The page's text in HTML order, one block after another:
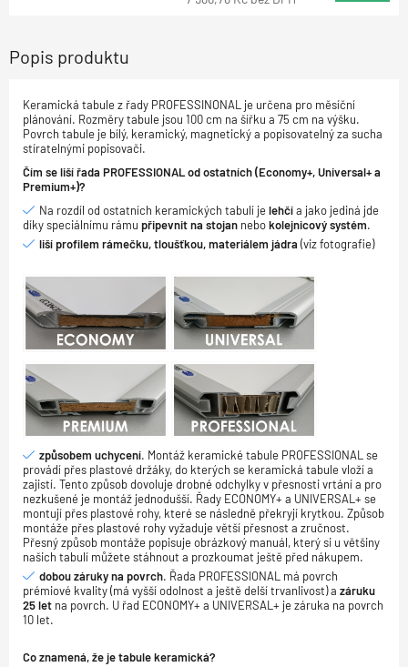
Popis produktu
Keramická tabule z řady PROFESSINONAL je určena pro měsíční
plánování. Rozměry tabule jsou 100 cm na šířku a 75 cm na výšku.
Povrch tabule je bílý, keramický, magnetický a popisovatelný za sucha
stíratelnými popisovači.
Čím se liší řada PROFESSIONAL od ostatních (Economy+, Universal+ a
Premium+)?
Na rozdíl od ostatních keramických tabulí jelehčía jako jediná jde
díky speciálnímu rámu připevnit na stojan nebokolejnicový systém.
liší profilem rámečku, tloušťkou, materiálem jádra (viz fotografie)
způsobem uchycení. Montáž keramické tabule PROFESSIONAL se
provádí přes plastové držáky, do kterých se keramická tabule vloží a
zajistí. Tento způsob dovoluje drobné odchylky v přesnosti vrtání a pro
nezkušené je montáž jednodušší. Řady ECONOMY+ a UNIVERSAL+ se
montují přes plastové rohy, které se následně překryjí krytkou. Způsob
montáže přes plastové rohy vyžaduje větší přesnost a zručnost.
Přesný způsob montáže popisuje obrázkový manuál, který si u většiny
našich tabulí můžete stáhnout a prozkoumat ještě před nákupem.
dobou záruky na povrch. Řada PROFESSIONAL má povrch
prémiové kvality (má vyšší odolnost a ještě delší trvanlivost) a záruku
25 let na povrch. U řad ECONOMY+ a UNIVERSAL+ je záruka na povrch
10 let.
Co znamená, že je tabule keramická?